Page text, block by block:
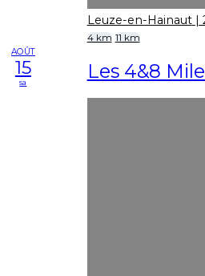
Leuze-en-Hainaut |
4 km 11 km
AOÛT
15
sa Les 4&8